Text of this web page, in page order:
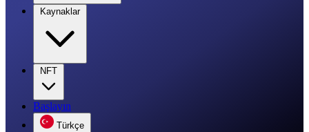
Kaynaklar
NFT
Başlayın
Türkçe